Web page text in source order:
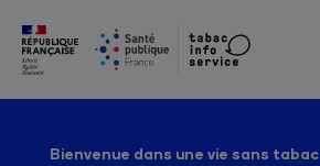
Bienvenue dans une vie sans tabac